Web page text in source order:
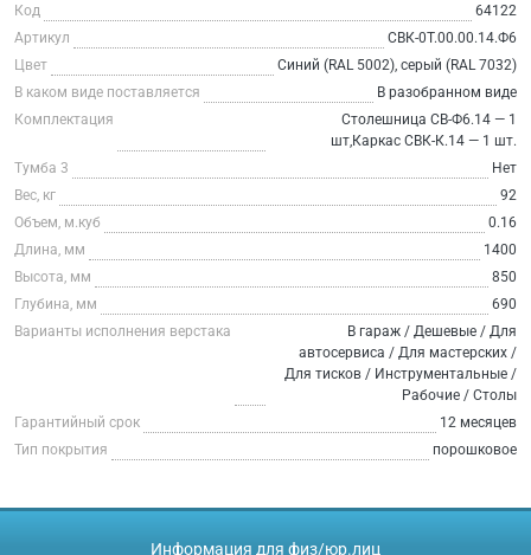
Код
64122
Артикул
СВК-0Т.00.00.14.Ф6
Цвет
Синий (RAL 5002), серый (RAL 7032)
В каком виде поставляется
В разобранном виде
Комплектация
Столешница СВ-Ф6.14 — 1
шт,Каркас СВК-К.14 — 1 шт.
Тумба 3
Нет
Вес, кг
92
Объем, м.куб
0.16
Длина, мм
1400
Высота, мм
850
Глубина, мм
690
Варианты исполнения верстака
В гараж / Дешевые / Для
автосервиса / Для мастерских /
Для тисков / Инструментальные /
Рабочие / Столы
Гарантийный срок
12 месяцев
Тип покрытия
порошковое
Информация для физ/юр.лиц